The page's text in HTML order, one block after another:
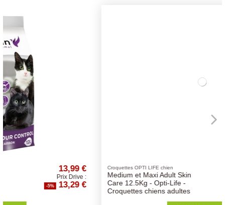
Croquettes OPTI LIFE chien
Medium et Maxi Adult Skin
Care 12.5Kg - Opti-Life -
Croquettes chiens adultes
Prix Drive :
-5% 49,99 €